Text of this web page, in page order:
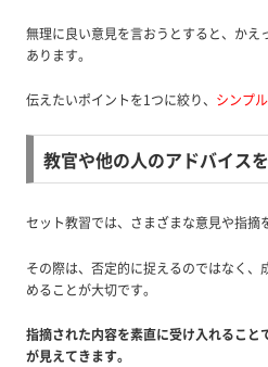
無理に良い意見を言おうとすると、か
あります。
伝えたいポイントを1つに絞り、 シンプ
教官や他の人のアドバイス
セット教習では、さまざまな意見や指摘
その際は、否定的に捉えるのではなく
めることが大切です。
指摘された内容を素直に受け入れるこ
が見えてきます。